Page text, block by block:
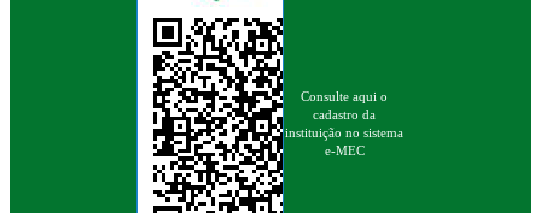
Consulte aqui o
cadastro da
instituição no sistema
e-MEC